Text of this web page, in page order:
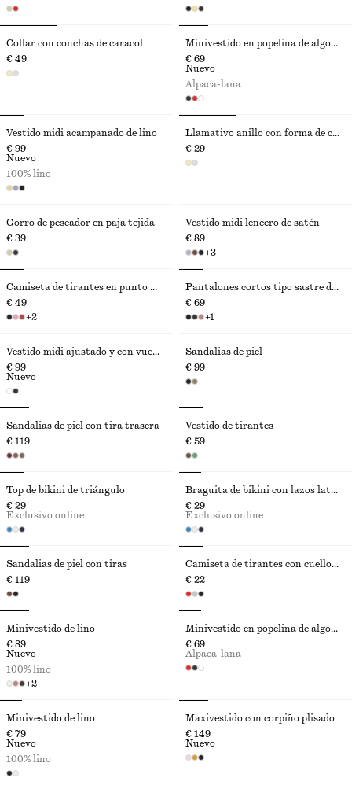
Collar con conchas de caracol
€ 49
Minivestido en popelina de algodón fruncido
€ 69
Nuevo
Alpaca-lana
Vestido midi acampanado de lino
€ 99
Nuevo
100% lino
Llamativo anillo con forma de caracola
€ 29
Gorro de pescador en paja tejida
€ 39
Vestido midi lencero de satén
€ 89
+3
Camiseta de tirantes en punto de canalé
€ 49
+2
Pantalones cortos tipo sastre de lino
€ 69
+1
Vestido midi ajustado y con vuelo
€ 99
Nuevo
Sandalias de piel
€ 99
Sandalias de piel con tira trasera
€ 119
Vestido de tirantes
€ 59
Top de bikini de triángulo
€ 29
Exclusivo online
Braguita de bikini con lazos laterales
€ 29
Exclusivo online
Sandalias de piel con tiras
€ 119
Camiseta de tirantes con cuello redondo
€ 22
Minivestido de lino
€ 89
+2
Nuevo
100% lino
Minivestido en popelina de algodón fruncido
€ 69
Alpaca-lana
Minivestido de lino
€ 79
Nuevo
100% lino
Maxivestido con corpiño plisado
€ 149
Nuevo